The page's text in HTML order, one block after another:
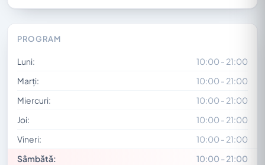
PROGRAM
Luni:
10:00 - 21:00
Marți:
10:00 - 21:00
Miercuri:
10:00 - 21:00
Joi:
10:00 - 21:00
Vineri:
10:00 - 21:00
Sâmbătă:
10:00 - 21:00